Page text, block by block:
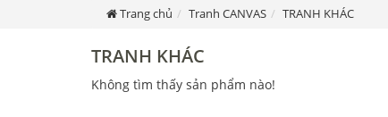
Trang chủ Tranh CANVAS TRANH KHÁC
TRANH KHÁC
Không tìm thấy sản phẩm nào!